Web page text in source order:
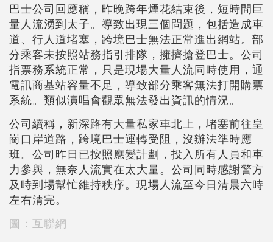
巴士公司回應稱，昨晚跨年煙花結束後，短時間巨
量人流湧到太子。導致出現三個問題，包括造成車
道、行人道堵塞，跨境巴士無法正常進出網站。部
分乘客未按照站務指引排隊，擁擠搶登巴士。公司
指票務系統正常，只是現場大量人流同時使用，通
電訊商基站容量不足，導致部分乘客無法打開購票
系統。類似演唱會觀眾無法發出資訊的情況。
公司續稱，新深路有大量私家車北上，堵塞前往皇
崗口岸道路，跨境巴士運轉受阻，沒辦法準時應
班。公司昨日已按照應變計劃，投入所有人員和車
力參與，無奈人流實在太大量。公司同時感謝警方
及時到場幫忙維持秩序。現場人流至今日清晨六時
左右清完。
圖：互聯網